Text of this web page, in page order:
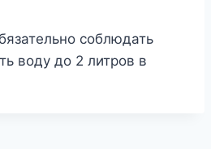
соблюдать
воду до 2 литров в